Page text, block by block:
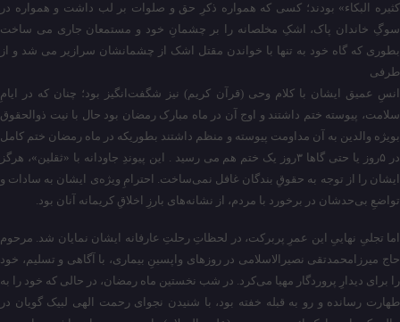
کثیره البکاء» بودند؛ کسی که همواره ذکرِ حق و صلوات بر لب داشت و همواره در
سوگِ خاندان پاک، اشکِ مخلصانه را بر چشمانِ خود و مستمعان جاری می ساخت
بطوری که گاه خود به تنها با خواندن مقتل اشک از چشمانشان سرازیر می شد و از
طرفی
انسِ عمیق ایشان با کلام وحی (قرآن کریم) نیز شگفت‌انگیز بود؛ چنان که در ایامِ
سلامت، پیوسته ختم داشتند و اوج آن در ماه مبارک رمضان بود حال با نیت ذوالحقوق
بویژه والدین به آن مداومت پیوسته و منظم داشتند بطوریکه در ماه رمضان ختم کامل
در ۵روز یا حتی گاها ۳روز یک ختم هم می رسید . این پیوندِ جاودانه با «ثقلین»، هرگز
ایشان را از توجه به حقوقِ بندگان غافل نمی‌ساخت. احترامِ ویژه‌ی ایشان به سادات و
تواضعِ بی‌حدشان در برخورد با مردم، از نشانه‌های بارزِ اخلاقِ کریمانه آنان بود.
اما تجلیِ نهاییِ این عمرِ پربرکت، در لحظاتِ رحلتِ عارفانه ایشان نمایان شد. مرحوم
حاج میرزامحمدتقی نصیرالاسلامی در روزهای واپسینِ بیماری، با آگاهی و تسلیم، خود
را برای دیدارِ پروردگار مهیا می‌کرد. در شب نخستین ماه رمضان، در حالی که خود را به
طهارت رسانده و رو به قبله خفته بود، با شنیدن نجوای رحمت الهی لبیک گویان در